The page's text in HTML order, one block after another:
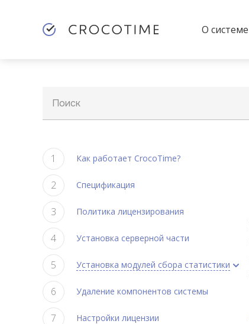
О системе
Поиск
Как работает CrocoTime?
Спецификация
Политика лицензирования
Установка серверной части
Установка модулей сбора статистики
Удаление компонентов системы
Настройки лицензии